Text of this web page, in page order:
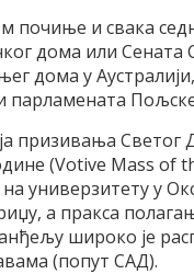
почиње и свака
дома или Сената
дома у
парламената
призивања Светог
(Votive Mass of
на универзитету у
а пракса
широко је
(попут САД).